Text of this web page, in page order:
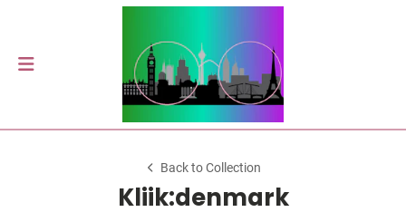
Back to Collection
Kliik:denmark